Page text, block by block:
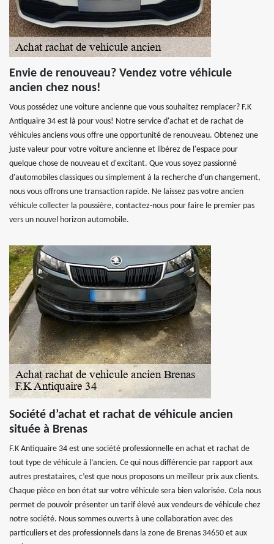
Envie de renouveau? Vendez votre véhicule
ancien chez nous!
Vous possédez une voiture ancienne que vous souhaitez remplacer? F.K
Antiquaire 34 est là pour vous! Notre service d'achat et de rachat de
véhicules anciens vous offre une opportunité de renouveau. Obtenez une
juste valeur pour votre voiture ancienne et libérez de l'espace pour
quelque chose de nouveau et d'excitant. Que vous soyez passionné
d'automobiles classiques ou simplement à la recherche d'un changement,
nous vous offrons une transaction rapide. Ne laissez pas votre ancien
véhicule collecter la poussière, contactez-nous pour faire le premier pas
vers un nouvel horizon automobile.
Société d’achat et rachat de véhicule ancien
située à Brenas
F.K Antiquaire 34 est une société professionnelle en achat et rachat de
tout type de véhicule à l’ancien. Ce qui nous différencie par rapport aux
autres prestataires, c’est que nous proposons un meilleur prix aux clients.
Chaque pièce en bon état sur votre véhicule sera bien valorisée. Cela nous
permet de pouvoir présenter un tarif élevé aux vendeurs de véhicule chez
notre société. Nous sommes ouverts à une collaboration avec des
particuliers et des professionnels dans la zone de Brenas 34650 et aux